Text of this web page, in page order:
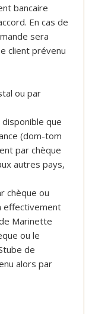
bancaire
En cas de
sera
client prévenu
ou par
que
(dom-tom
par chèque
autres pays,
chèque ou
effectivement
Marinette
ou le
de
alors par